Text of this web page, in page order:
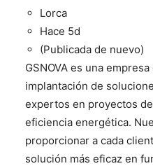
Lorca
Hace 5d
(Publicada de nuevo)
GSNOVA es una
implantación de
expertos en proyectos
eficiencia energética.
proporcionar a cada
solución más eficaz en